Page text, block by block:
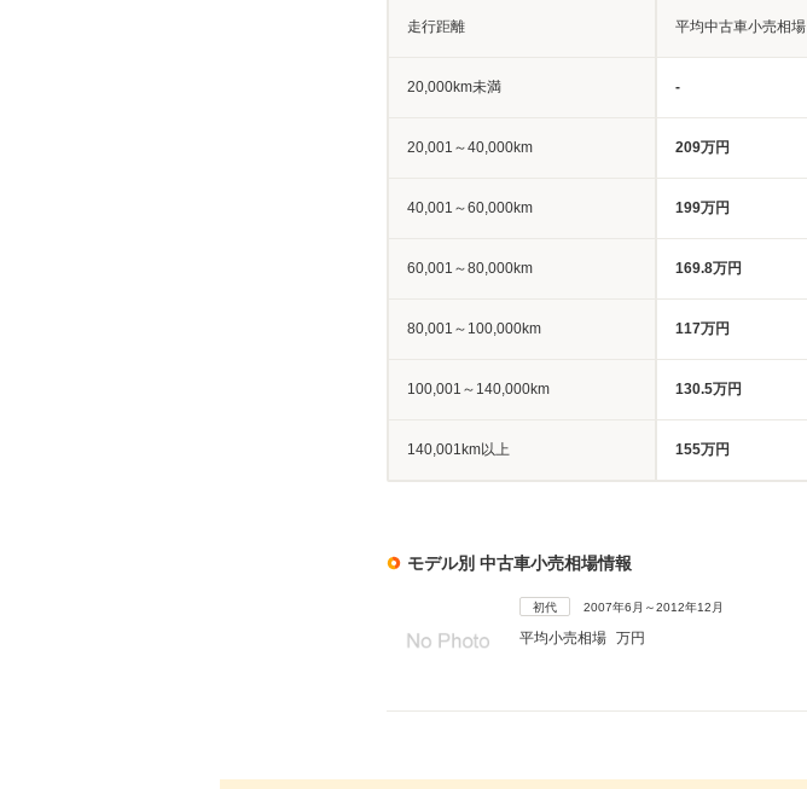
走行距離 平均中古車小売相場
20,000km未満 -
20,001～40,000km 209万円
40,001～60,000km 199万円
60,001～80,000km 169.8万円
80,001～100,000km 117万円
100,001～140,000km 130.5万円
140,001km以上 155万円
モデル別 中古車小売相場情報
初代 2007年6月～2012年12月
平均小売相場 万円